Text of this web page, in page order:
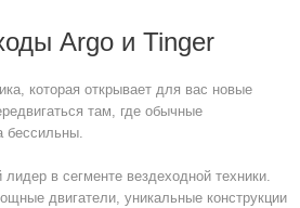
Argo и Tinger
которая открывает для вас новые
там, где обычные
бессильны.
в сегменте вездеходной техники.
двигатели, уникальные конструкции